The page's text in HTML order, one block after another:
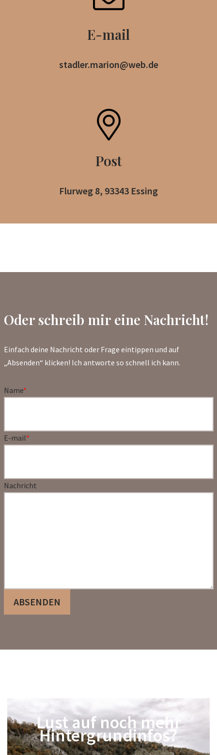
E-mail
stadler.marion@web.de
Post
Flurweg 8, 93343 Essing
Oder schreib mir eine Nachricht!
Einfach deine Nachricht oder Frage eintippen und auf
„Absenden“ klicken! Ich antworte so schnell ich kann.
Name*
E-mail*
Nachricht
ABSENDEN
Lust auf noch mehr
Hintergrundinfos?